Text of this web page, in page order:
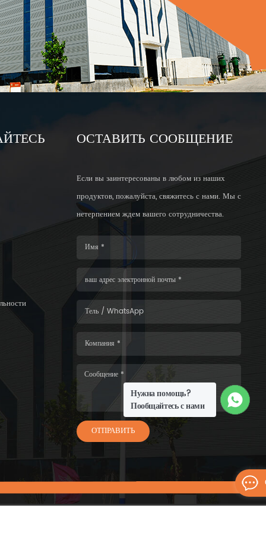
Нужна помощь?
Пообщайтесь с нами
ОСТАВИТЬ СООБЩЕНИЕ
Если вы заинтересованы в любом из наших
продуктов, пожалуйста, свяжитесь с нами. Мы с
нетерпением ждем вашего сотрудничества.
ОТПРАВИТЬ